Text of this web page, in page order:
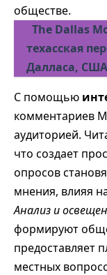
обществе.
The Dallas
техасская
Далласа, США
С помощью
комментариев
аудиторией.
что создает
опросов
мнения, влияя
Анализ и
формируют
предоставляет
местных